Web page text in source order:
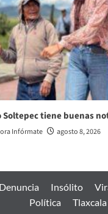
Soltepec tiene buenas
Infórmate agosto 8, 2026
Denuncia Insólito
Política
Tlaxcala